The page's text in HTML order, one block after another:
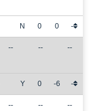
N 0 0 -
-- -- --
Y 0 -6 -
-- -- --